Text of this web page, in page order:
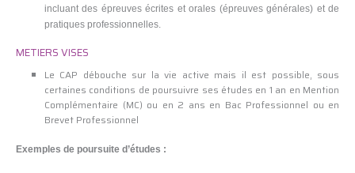
incluant des épreuves écrites et orales (épreuves générales) et de
pratiques professionnelles.
METIERS VISES
Le CAP débouche sur la vie active mais il est possible, sous
certaines conditions de poursuivre ses études en 1 an en Mention
Complémentaire (MC) ou en 2 ans en Bac Professionnel ou en
Brevet Professionnel
Exemples de poursuite d’études :